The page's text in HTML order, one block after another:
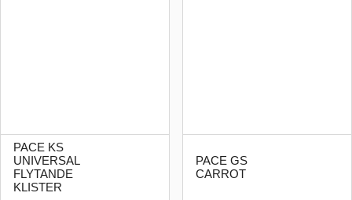
PACE KS
UNIVERSAL
FLYTANDE
KLISTER
PACE GS
CARROT